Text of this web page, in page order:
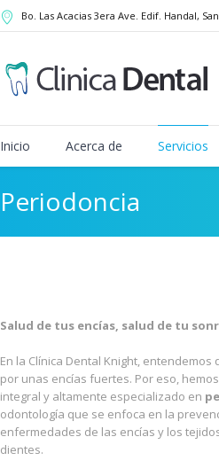
Bo. Las Acacias 3era Ave. Edif. Handal,
Inicio Acerca de Servicios
Periodoncia
Salud de tus encías, salud de tu
En la Clínica Dental Knight,
por unas encías fuertes. Por eso,
integral y altamente especializado en
odontología que se enfoca en la
enfermedades de las encías y los
dientes.